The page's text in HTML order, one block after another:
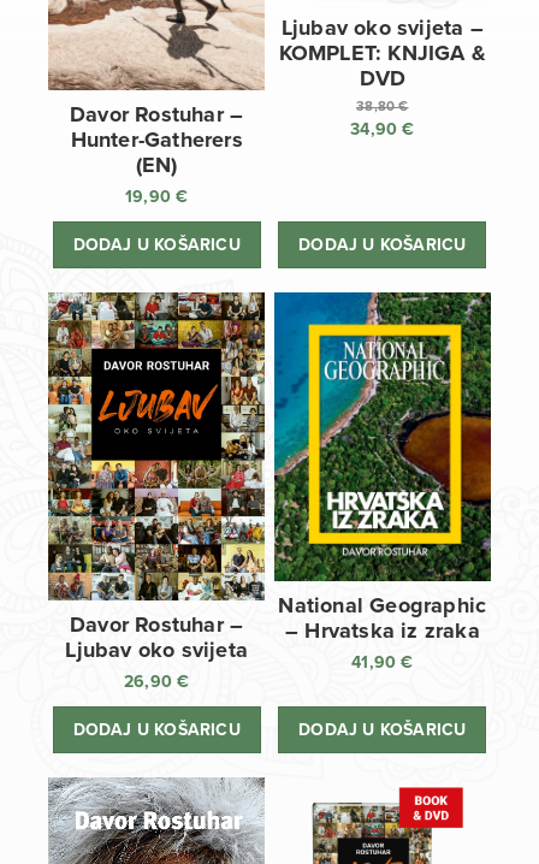
Davor Rostuhar –
Hunter-Gatherers
(EN)
19,90€
DODAJ U KOŠARICU
Ljubav oko svijeta –
KOMPLET: KNJIGA &
DVD
38,80€
Izvorna
38,80 €.
34,90€
34,90 €.
DODAJ U KOŠARICU
Davor Rostuhar –
Ljubav oko svijeta
26,90€
DODAJ U KOŠARICU
National Geographic
– Hrvatska iz zraka
41,90€
DODAJ U KOŠARICU